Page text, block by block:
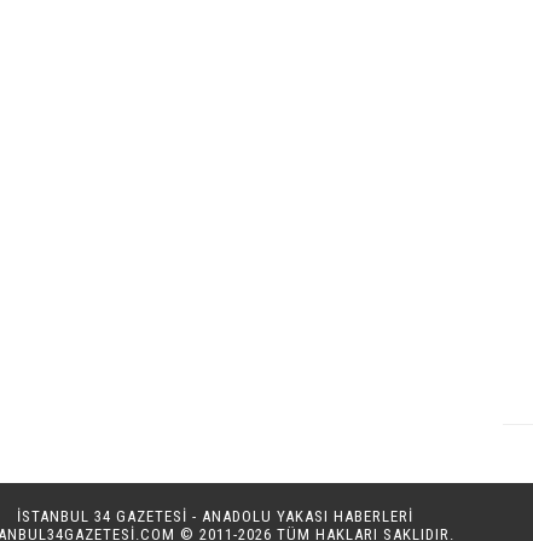
İSTANBUL 34 GAZETESİ - ANADOLU YAKASI HABERLERİ
© 2011-2026 TÜM HAKLARI SAKLIDIR.